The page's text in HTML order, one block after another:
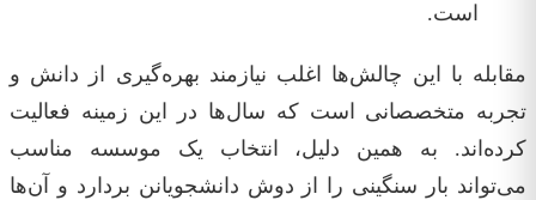
است.
مقابله با این چالش‌ها اغلب نیازمند بهره‌گیری از دانش و
تجربه متخصصانی است که سال‌ها در این زمینه فعالیت
کرده‌اند. به همین دلیل، انتخاب یک موسسه مناسب
می‌تواند بار سنگینی را از دوش دانشجویانن بردارد و آن‌ها